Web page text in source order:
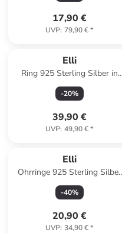
17,90 €
UVP: 79,90 €*
Elli
Ring 925 Sterling Silber in
Gold
-20%
39,90 €
UVP: 49,90 €*
Elli
Ohrringe 925 Sterling Silber
in Silber
-40%
20,90 €
UVP: 34,90 €*